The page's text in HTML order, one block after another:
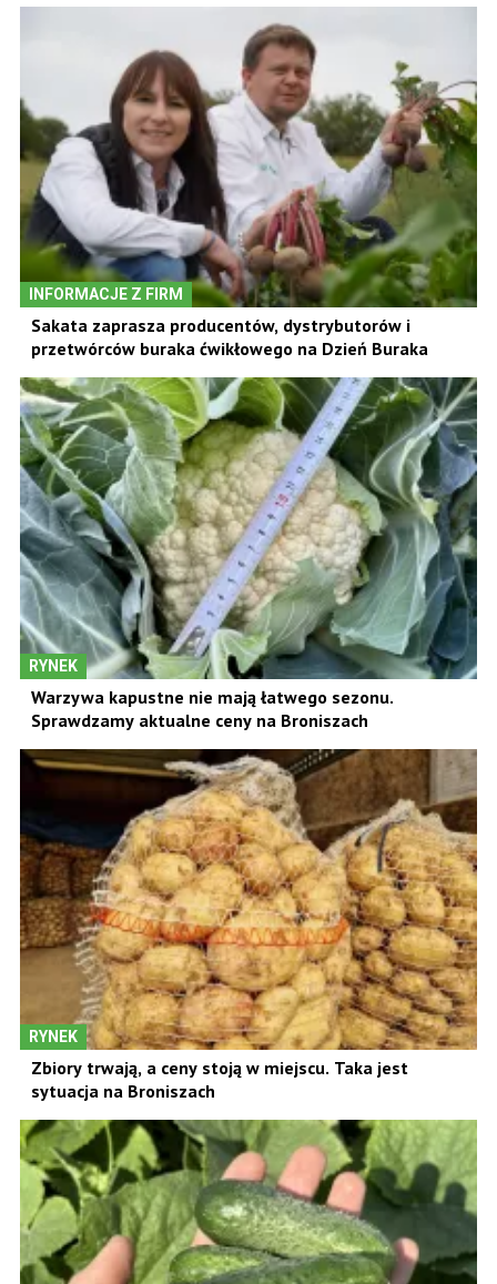
INFORMACJE Z FIRM
Sakata zaprasza producentów, dystrybutorów i
przetwórców buraka ćwikłowego na Dzień Buraka
RYNEK
Warzywa kapustne nie mają łatwego sezonu.
Sprawdzamy aktualne ceny na Broniszach
RYNEK
Zbiory trwają, a ceny stoją w miejscu. Taka jest
sytuacja na Broniszach